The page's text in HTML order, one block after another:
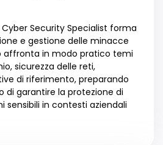
Security Specialist forma
e gestione delle minacce
affronta in modo pratico temi
sicurezza delle reti,
di riferimento, preparando
di garantire la protezione di
sensibili in contesti aziendali